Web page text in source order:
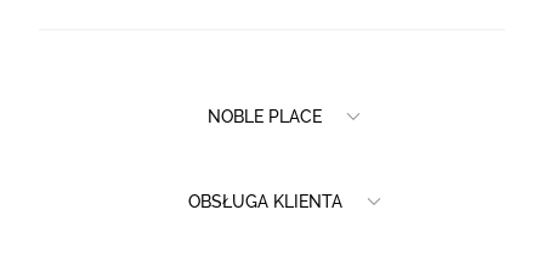
NOBLE PLACE
OBSŁUGA KLIENTA